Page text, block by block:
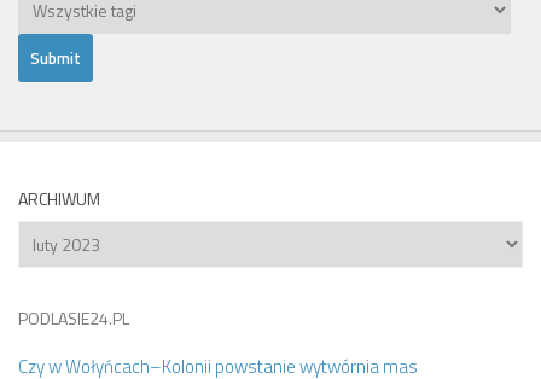
ARCHIWUM
Archiwum
PODLASIE24.PL
Czy w Wołyńcach–Kolonii powstanie wytwórnia mas